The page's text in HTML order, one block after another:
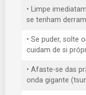
• Limpe
se tenham
• Se puder, solte
cuidam de si
• Afaste-se das
onda gigante